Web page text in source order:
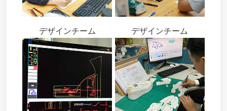
デザインチーム デザインチーム